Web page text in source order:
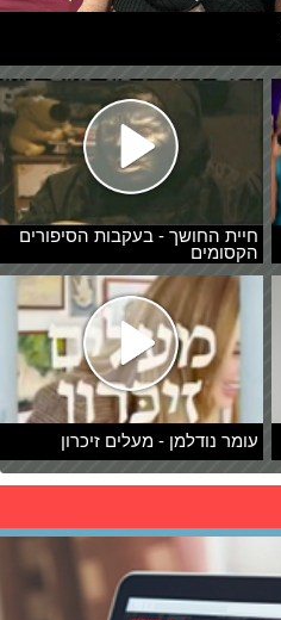
חיית החושך - בעקבות הסיפורים
הקסומים
עומר נודלמן - מעלים זיכרון